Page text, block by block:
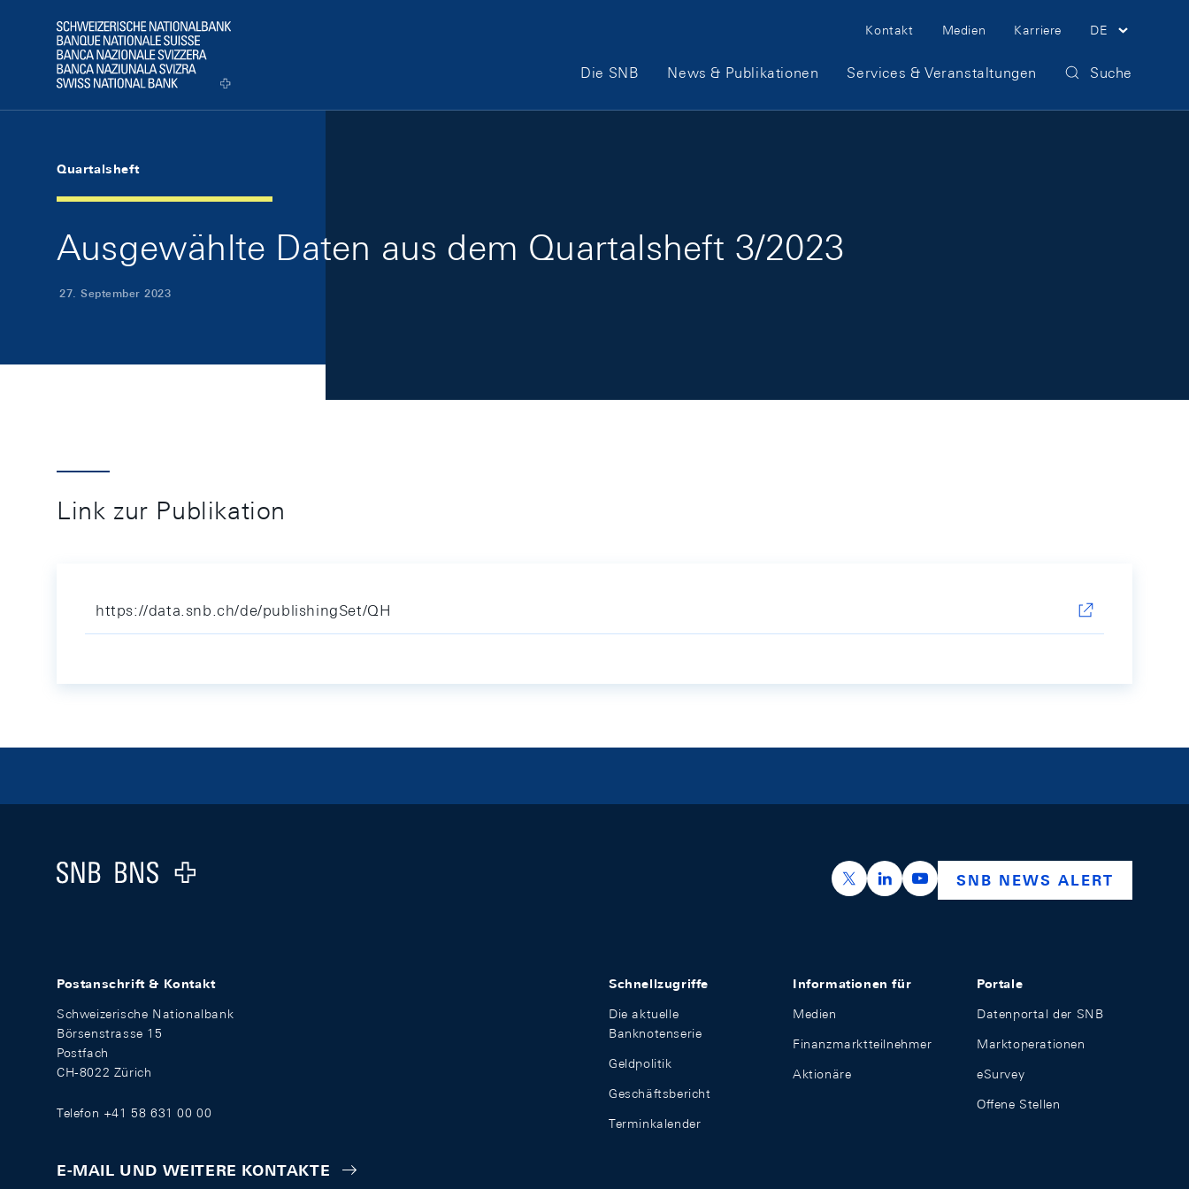
Logo
Meta Navigation
Kontakt Medien Karriere DE
Hauptnavigation
Die SNB News & Publikationen Services & Veranstaltungen Suche
Quartalsheft
Ausgewählte Daten aus dem Quartalsheft 3/2023
27. September 2023
Link zur Publikation
https://data.snb.ch/de/publishingSet/QH
Logo
https://x.com/snb_bns
https://ch.linkedin.com/company/swiss-
https://www.youtube.com/
SNB NEWS ALERT
Postanschrift & Kontakt
Schweizerische Nationalbank
Börsenstrasse 15
Postfach
CH-8022 Zürich
Telefon +41 58 631 00 00
E-MAIL UND WEITERE KONTAKTE
Schnellzugriffe
Die aktuelle
Banknotenserie
Geldpolitik
Geschäftsbericht
Terminkalender
Informationen für
Medien
Finanzmarktteilnehmer
Aktionäre
Portale
Datenportal der SNB
Marktoperationen
eSurvey
Offene Stellen